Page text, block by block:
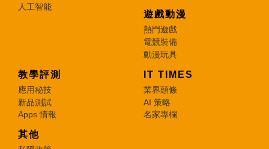
人工智能
遊戲動漫
熱門遊戲
電競裝備
動漫玩具
教學評測
應用秘技
新品測試
Apps 情報
IT TIMES
業界頭條
AI 策略
名家專欄
其他